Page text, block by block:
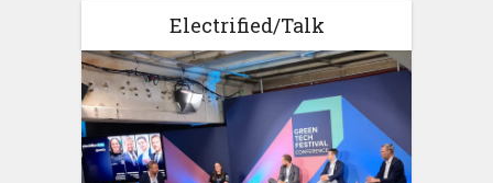
Electrified/Talk